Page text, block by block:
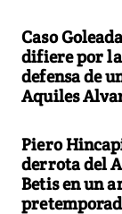
Caso
difiere por la
defensa de
Aquiles
Piero
derrota del
Betis en un